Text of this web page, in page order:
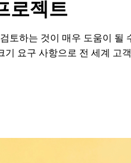
로젝트
토하는 것이 매우 도움이 될
기 요구 사항으로 전 세계 고